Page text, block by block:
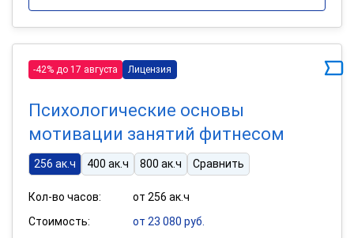
-42% до 17 августа Лицензия
Психологические основы
мотивации занятий фитнесом
256 ак.ч 400 ак.ч 800 ак.ч Сравнить
Кол-во часов:
от 256 ак.ч
Стоимость:
от 23 080 руб.